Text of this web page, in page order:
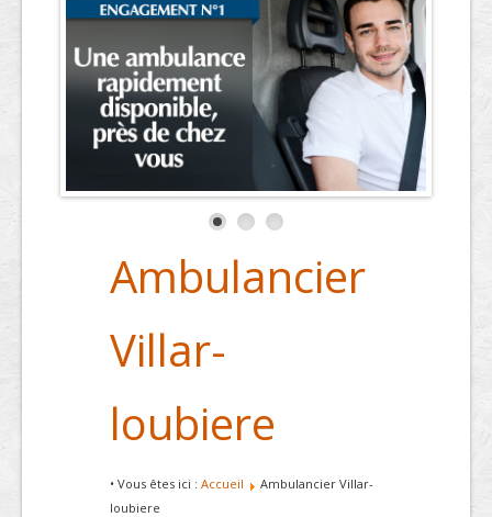
Ambulancier
Villar-
loubiere
• Vous êtes ici : Accueil
Ambulancier Villar-
loubiere